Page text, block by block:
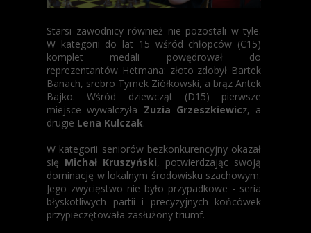
Starsi zawodnicy również nie pozostali w tyle.
W kategorii do lat 15 wśród chłopców (C15)
komplet medali powędrował do
reprezentantów Hetmana: złoto zdobył Bartek
Banach, srebro Tymek Ziółkowski, a brąz Antek
Bajko. Wśród dziewcząt (D15) pierwsze
miejsce wywalczyła Zuzia Grzeszkiewicz, a
drugie Lena Kulczak.
W kategorii seniorów bezkonkurencyjny okazał
się Michał Kruszyński, potwierdzając swoją
dominację w lokalnym środowisku szachowym.
Jego zwycięstwo nie było przypadkowe - seria
błyskotliwych partii i precyzyjnych końcówek
przypieczętowała zasłużony triumf.